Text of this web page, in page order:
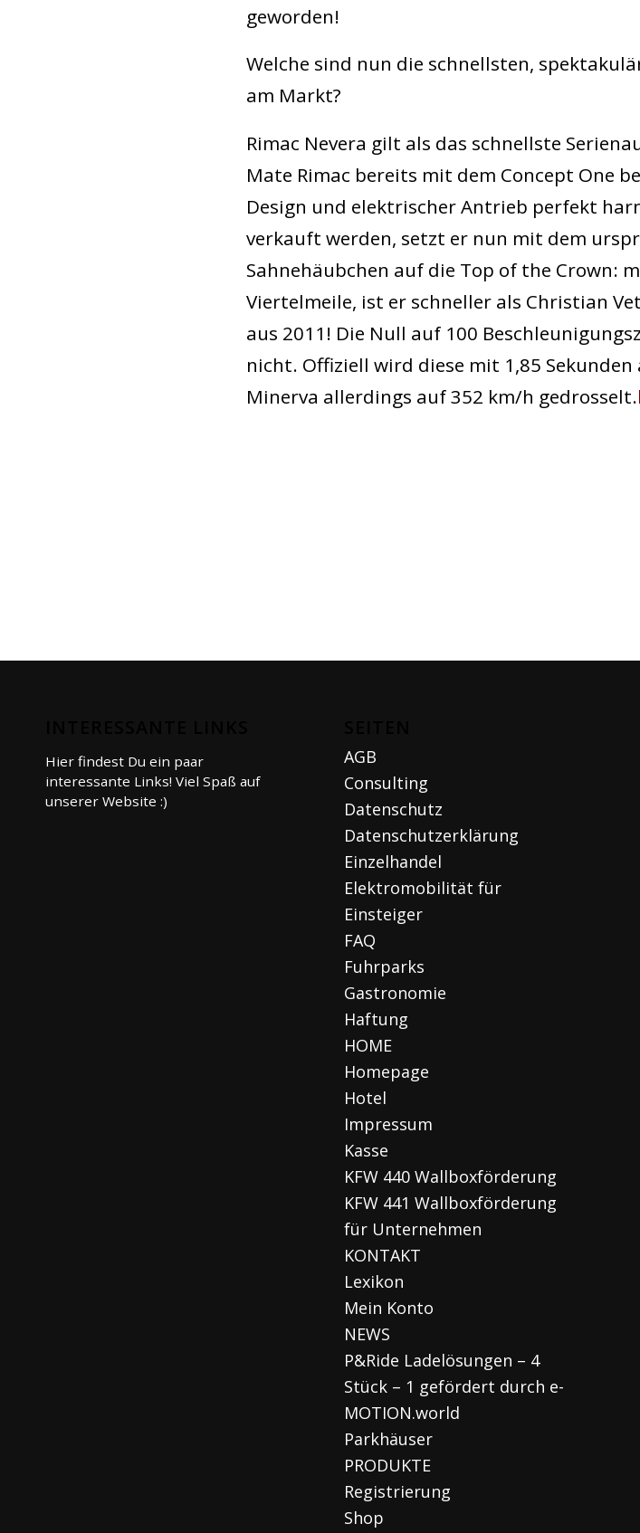
geworden!
Welche sind nun die schnellsten,
am Markt?
Rimac Nevera gilt als das schnellste
Mate Rimac bereits mit dem Concept One
Design und elektrischer Antrieb perfekt
verkauft werden, setzt er nun mit dem
Sahnehäubchen auf die Top of the Crown:
Viertelmeile, ist er schneller als Christian
aus 2011! Die Null auf 100
nicht. Offiziell wird diese mit 1,85
Minerva allerdings auf 352 km/h gedrosselt.
Hier findest Du ein paar
interessante Links! Viel Spaß auf
unserer Website :)
AGB
Consulting
Datenschutz
Datenschutzerklärung
Einzelhandel
Elektromobilität für
Einsteiger
FAQ
Fuhrparks
Gastronomie
Haftung
HOME
Homepage
Hotel
Impressum
Kasse
KFW 440 Wallboxförderung
KFW 441 Wallboxförderung
für Unternehmen
KONTAKT
Lexikon
Mein Konto
NEWS
P&Ride Ladelösungen – 4
Stück – 1 gefördert durch e-
MOTION.world
Parkhäuser
PRODUKTE
Registrierung
Shop